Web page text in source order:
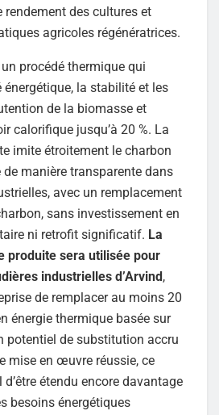
rendement des cultures et
agricoles régénératrices.
procédé thermique qui
la stabilité et les
de la biomasse et
calorifique jusqu’à 20 %. La
imite étroitement le charbon
manière transparente dans
avec un remplacement
sans investissement en
ni retrofit significatif. La
produite sera utilisée pour
industrielles d’Arvind ,
de remplacer au moins 20
énergie thermique basée sur
potentiel de substitution accru
mise en œuvre réussie, ce
étendu encore davantage
besoins énergétiques